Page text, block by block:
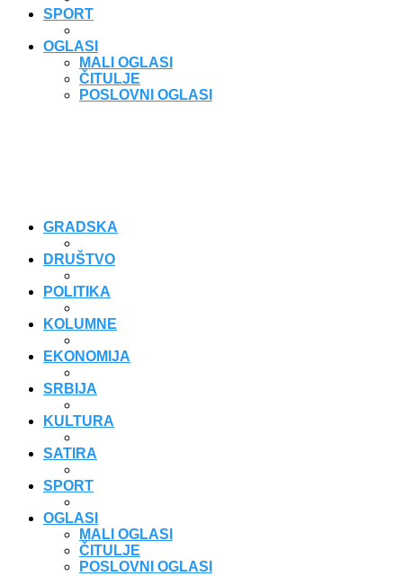
SPORT
OGLASI
MALI OGLASI
ČITULJE
POSLOVNI OGLASI
GRADSKA
DRUŠTVO
POLITIKA
KOLUMNE
EKONOMIJA
SRBIJA
KULTURA
SATIRA
SPORT
OGLASI
MALI OGLASI
ČITULJE
POSLOVNI OGLASI